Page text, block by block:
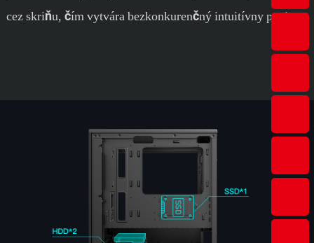
cez skriňu, čím vytvára bezkonkurenčný intuitívny pocit.